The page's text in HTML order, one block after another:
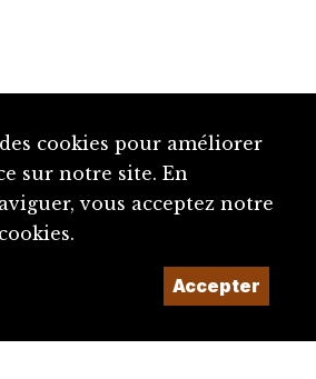
cookies pour améliorer
sur notre site. En
vous acceptez notre
Accepter